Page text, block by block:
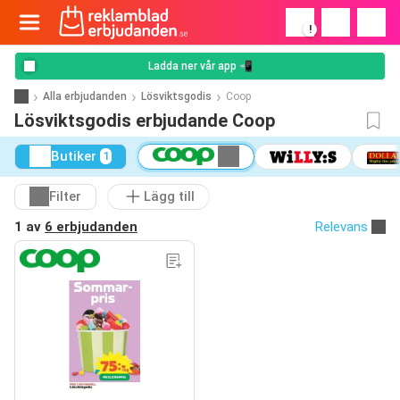
!
Ladda ner vår app 📲
Alla erbjudanden Lösviktsgodis Coop
Lösviktsgodis erbjudande Coop
Butiker 1
Filter
Lägg till
1 av 6 erbjudanden Relevans